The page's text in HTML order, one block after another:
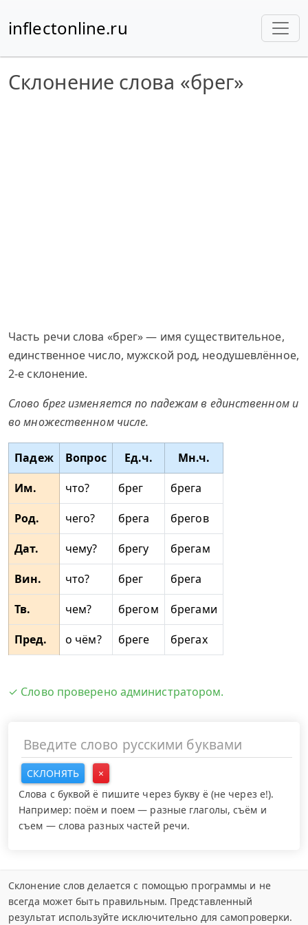
inflectonline.ru
Склонение слова «брег»
Часть речи слова «брег» — имя существительное,
единственное число, мужской род, неодушевлённое,
2-е склонение.
Слово брег изменяется по падежам в единственном и
во множественном числе.
Падеж Вопрос Ед.ч.
Мн.ч.
Им.
что? брег
брега
Род.
чего? брега
брегов
Дат.
чему? брегу
брегам
Вин.
что? брег
брега
Тв.
чем? брегом
брегами
Пред.
о чём? бреге брегах
✓ Слово проверено администратором.
СКЛОНЯТЬ
×
Слова с буквой ё пишите через букву ё (не через е!).
Например: поём и поем — разные глаголы, съём и
съем — слова разных частей речи.
Склонение слов делается с помощью программы и не
всегда может быть правильным. Представленный
результат используйте исключительно для самопроверки.